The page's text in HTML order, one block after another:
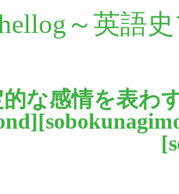
～英語
的な感情を表わ
][
[